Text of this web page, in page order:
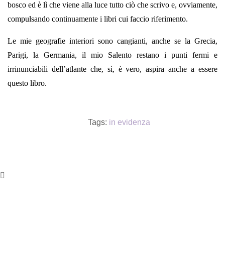
bosco ed è lì che viene alla luce tutto ciò che scrivo e, ovviamente,
compulsando continuamente i libri cui faccio riferimento.
Le mie geografie interiori sono cangianti, anche se la Grecia,
Parigi, la Germania, il mio Salento restano i punti fermi e
irrinunciabili dell’atlante che, sì, è vero, aspira anche a essere
questo libro.
Tags: in evidenza